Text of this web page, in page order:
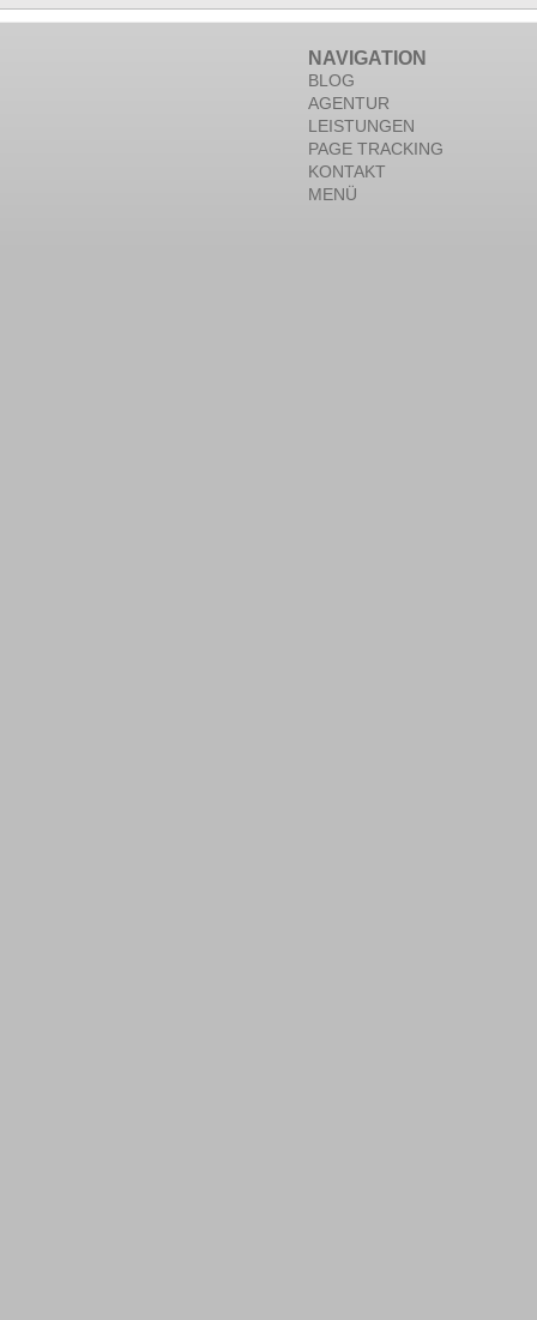
NAVIGATION
BLOG
AGENTUR
LEISTUNGEN
PAGE TRACKING
KONTAKT
MENÜ